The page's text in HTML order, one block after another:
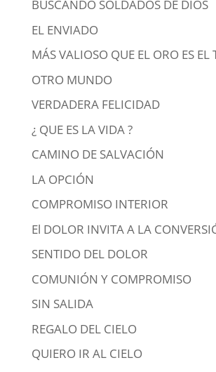
BUSCANDO SOLDADOS DE DIOS
EL ENVIADO
MÁS VALIOSO QUE EL ORO ES EL
OTRO MUNDO
VERDADERA FELICIDAD
¿ QUE ES LA VIDA ?
CAMINO DE SALVACIÓN
LA OPCIÓN
COMPROMISO INTERIOR
El DOLOR INVITA A LA
SENTIDO DEL DOLOR
COMUNIÓN Y COMPROMISO
SIN SALIDA
REGALO DEL CIELO
QUIERO IR AL CIELO